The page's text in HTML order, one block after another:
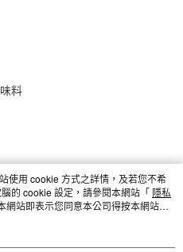
料
使用 cookie 方式之詳情，及若您不希
的 cookie 設定，請參閱本網站「 隱私
網站即表示您同意本公司得按本網站使